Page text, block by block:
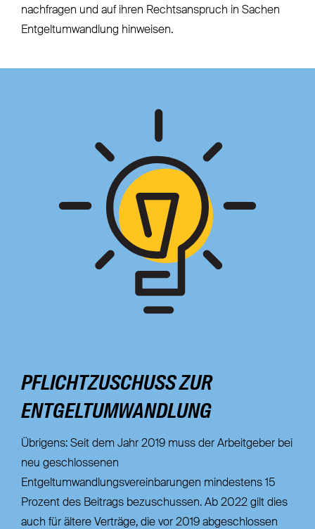
nachfragen und auf ihren Rechtsanspruch in Sachen
Entgeltumwandlung hinweisen.
PFLICHTZUSCHUSS ZUR
ENTGELTUMWANDLUNG
Übrigens: Seit dem Jahr 2019 muss der Arbeitgeber bei
neu geschlossenen
Entgeltumwandlungsvereinbarungen mindestens 15
Prozent des Beitrags bezuschussen. Ab 2022 gilt dies
auch für ältere Verträge, die vor 2019 abgeschlossen